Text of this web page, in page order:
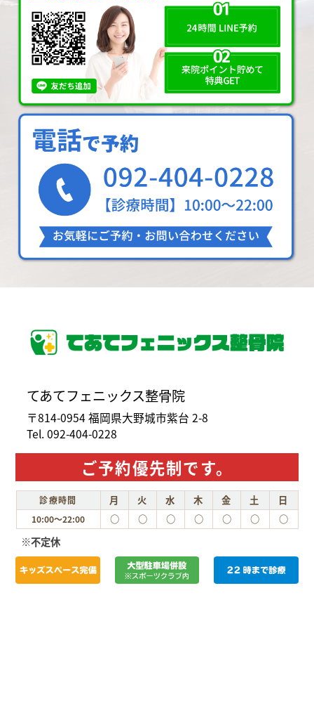
てあてフェニックス整骨院
〒814-0954 福岡県大野城市紫台 2-8
Tel. 092-404-0228
ご予約優先制です。
診療時間 月 火 水 木 金 土 日
10:00～22:00 ○ ○ ○ ○ ○ ○ ○
※不定休